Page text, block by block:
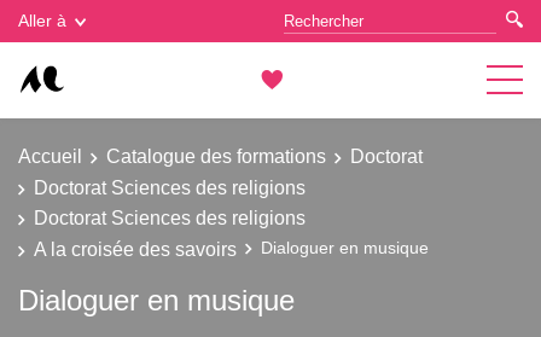
Aller à
Accueil Catalogue des formations
Doctorat
Doctorat Sciences des religions
Doctorat Sciences des religions
A la croisée des savoirs
Dialoguer en musique
Dialoguer en musique
Gestion des cookies